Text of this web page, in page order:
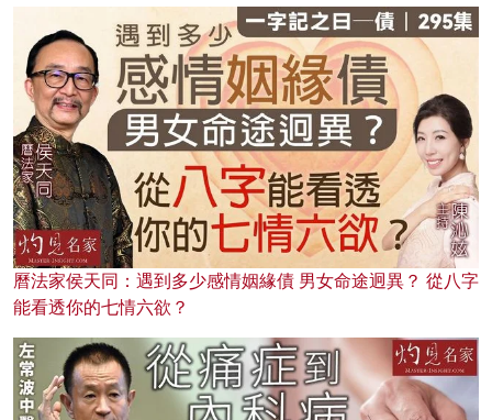
曆法家侯天同：遇到多少感情姻緣債 男女命途迥異？ 從八字
能看透你的七情六欲？